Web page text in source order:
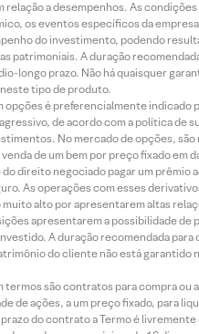
relação a desempenhos. As
os eventos específicos da
do investimento, podendo
patrimoniais. A duração
longo prazo. Não há quaisquer
tipo de produto.
opções é preferencialmente indicado
de acordo com a política de
No mercado de opções,
de um bem por preço fixado em
direito negociado pagar um prêmio
As operações com esses
alto por apresentarem altas
apresentarem a possibilidade de
A duração recomendada para
do cliente não está garantido
são contratos para compra ou
de ações, a um preço fixado, para
do contrato a Termo é